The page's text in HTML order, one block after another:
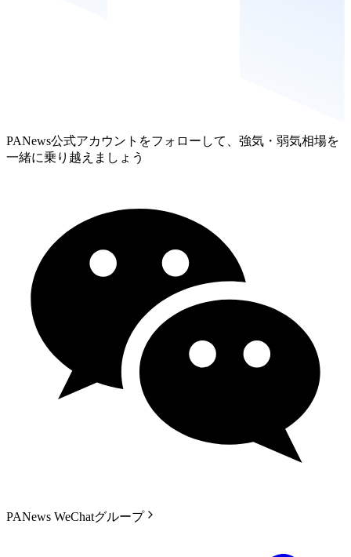
PANews公式アカウントをフォローして、強気・弱気相場を
一緒に乗り越えましょう
PANews WeChatグループ